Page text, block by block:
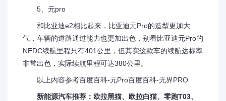
5、元pro
和比亚迪e2相比起来，比亚迪元Pro的造型更加大
气，车辆的道路通过能力也更加出色，别看比亚迪元Pro的
NEDC续航里程只有401公里，但其实这款车的续航达标率
非常出色，实际续航里程可达380公里。
以上内容参考百度百科-元Pro百度百科-无界PRO
新能源汽车推荐：欧拉黑猫、欧拉白猫、零跑T03、